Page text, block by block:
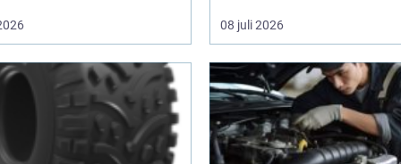
08 juli 2026